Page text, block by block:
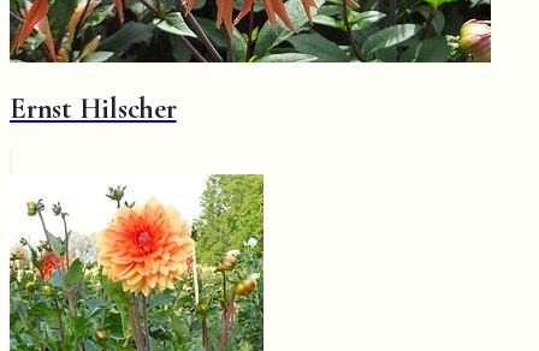
Ernst Hilscher